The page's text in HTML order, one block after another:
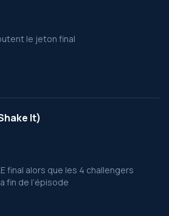
le jeton final
It)
final alors que les 4 challengers
fin de l’épisode